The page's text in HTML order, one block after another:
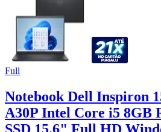
Full
Notebook Dell Inspiron
A30P Intel Core i5 8GB
SSD 15.6" Full HD